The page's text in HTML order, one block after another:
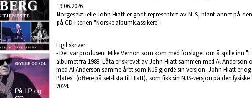
19.06.2026
Norgesaktuelle John Hiatt er godt representert av NJS, blant annet på
på CD i serien "Norske albumklassikere".
Eigil skriver:
- Det var produsent Mike Vernon som kom med forslaget om å spille inn "I
albumet fra 1988. Låta er skrevet av John Hiatt sammen med Al Anderson
med Al Anderson samme året som NJS gjorde sin versjon. John Hiatt er
Plates" (oftere på set-lista til Hiatt), som fikk sin NJS-versjon på den
2024.